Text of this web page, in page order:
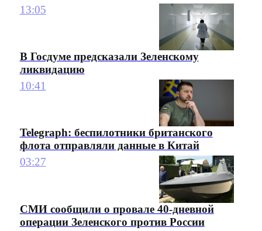
13:05
В Госдуме предсказали Зеленскому
ликвидацию
10:41
Telegraph: беспилотники британского
флота отправляли данные в Китай
03:27
СМИ сообщили о провале 40-дневной
операции Зеленского против России